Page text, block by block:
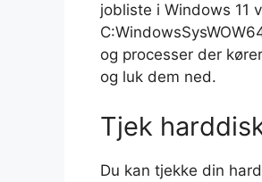
jobliste i Windows 11
og processer der
og luk dem ned.
Tjek
Du kan tjekke din